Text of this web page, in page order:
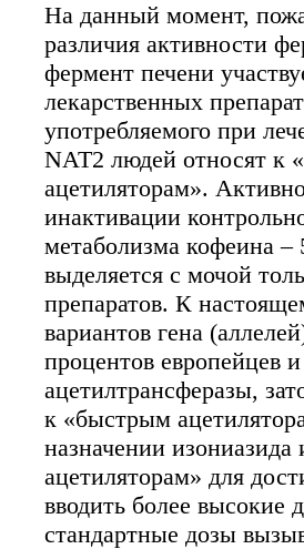
На данный момент,
различия активности
фермент печени
лекарственных
употребляемого при
NAT2 людей относят к
ацетиляторам».
инактивации
метаболизма кофеина
выделяется с мочой
препаратов. К
вариантов гена
процентов европейцев
ацетилтрансферазы,
к «быстрым
назначении
ацетиляторам» для
вводить более высокие
стандартные дозы